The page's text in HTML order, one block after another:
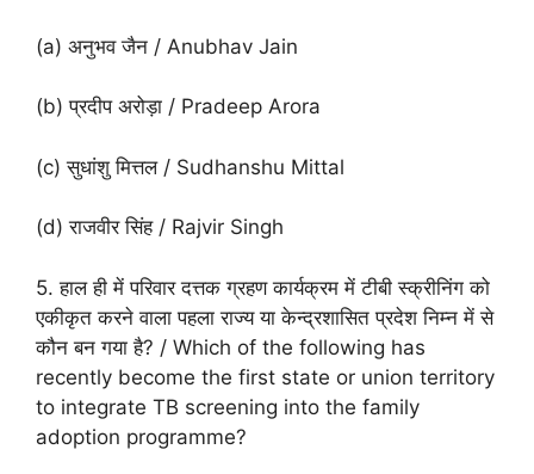
(a) अनुभव जैन / Anubhav Jain
(b) प्रदीप अरोड़ा / Pradeep Arora
(c) सुधांशु मित्तल / Sudhanshu Mittal
(d) राजवीर सिंह / Rajvir Singh
5. हाल ही में परिवार दत्तक ग्रहण कार्यक्रम में टीबी स्क्रीनिंग को
एकीकृत करने वाला पहला राज्य या केन्द्रशासित प्रदेश निम्न में से
कौन बन गया है? / Which of the following has
recently become the first state or union territory
to integrate TB screening into the family
adoption programme?